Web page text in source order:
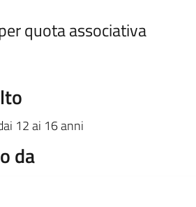
quota associativa
12 ai 16 anni
da